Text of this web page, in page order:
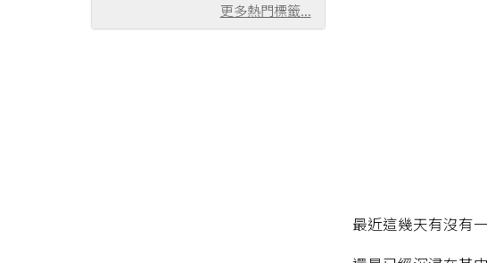
更多熱門標籤...
最近這幾天有沒有